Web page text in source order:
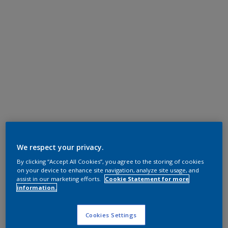
We respect your privacy.
By clicking “Accept All Cookies”, you agree to the storing of cookies
on your device to enhance site navigation, analyze site usage, and
assist in our marketing efforts.
Cookie Statement for more
information.
Cookies Settings